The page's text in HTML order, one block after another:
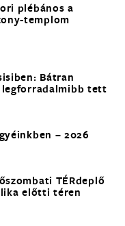
plébános a
templom
Bátran
legforradalmibb tett
– 2026
TÉRdeplő
előtti téren